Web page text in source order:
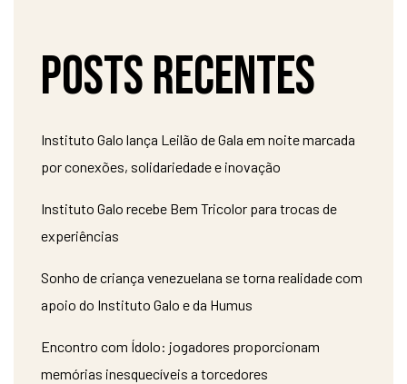
Posts recentes
Instituto Galo lança Leilão de Gala em noite marcada
por conexões, solidariedade e inovação
Instituto Galo recebe Bem Tricolor para trocas de
experiências
Sonho de criança venezuelana se torna realidade com
apoio do Instituto Galo e da Humus
Encontro com Ídolo: jogadores proporcionam
memórias inesquecíveis a torcedores